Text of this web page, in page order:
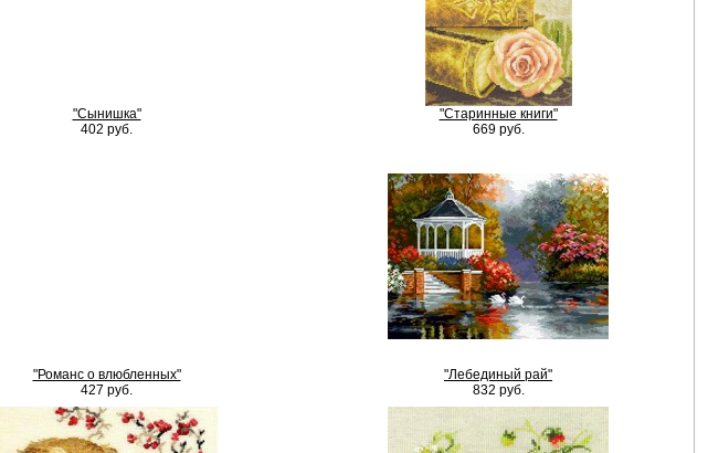
"Сынишка"
402 руб.
"Старинные книги"
669 руб.
"Романс о влюбленных"
427 руб.
"Лебединый рай"
832 руб.